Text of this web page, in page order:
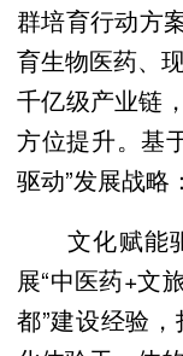
群培育行动方
育生物医药、
千亿级产业链
方位提升。基
驱动”发展战略：
文化赋能驱
展“中医药+文
都”建设经验